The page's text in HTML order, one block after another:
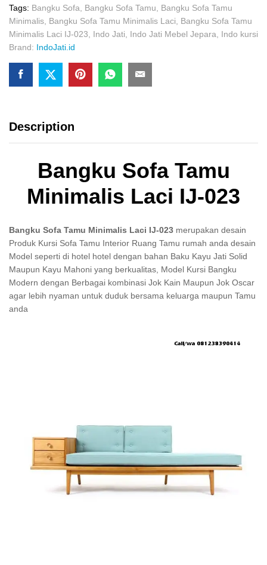
023
quantity
Tags: Bangku Sofa Bangku Sofa Tamu
Bangku Sofa Tamu
Minimalis Bangku Sofa Tamu Minimalis Laci
Bangku Sofa Tamu
Minimalis Laci IJ-023
Indo Jati Indo Jati Mebel Jepara
Indo kursi
Brand: IndoJati.id
Description
Bangku Sofa Tamu
Minimalis Laci IJ-023
Bangku Sofa Tamu Minimalis Laci IJ-023 merupakan desain
Produk Kursi Sofa Tamu Interior Ruang Tamu rumah anda desain
Model seperti di hotel hotel dengan bahan Baku Kayu Jati Solid
Maupun Kayu Mahoni yang berkualitas, Model Kursi Bangku
Modern dengan Berbagai kombinasi Jok Kain Maupun Jok Oscar
agar lebih nyaman untuk duduk bersama keluarga maupun Tamu
anda